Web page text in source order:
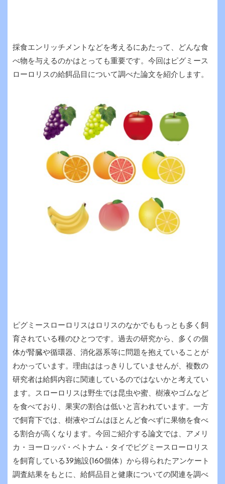
採食エンリッチメントなどを考えるにあたって、どんな食
べ物を与えるのかはとっても重要です。今回はピグミース
ローロリスの給餌品目について調べた論文を紹介します。
ピグミースローロリスはロリスのなかでももっとも多く飼
育されている種のひとつです。過去の研究から、多くの個
体が腎臓や循環器、消化器系等に問題を抱えていることが
わかっています。理由ははっきりしていませんが、複数の
研究者は給餌内容に関連しているのではないかと考えてい
ます。スローロリスは野生では昆虫や蜜、樹液やゴムなど
を食べており、果実の割合は低いと言われています。一方
で飼育下では、樹液やゴムはほとんど食べずに果物を食べ
る割合が高くなります。今回ご紹介する論文では、アメリ
カ・ヨーロッパ・ベトナム・タイでピグミースローロリス
を飼育している39施設(160個体）から得られたアンケート
調査結果をもとに、給餌品目と健康についての関連を調べ